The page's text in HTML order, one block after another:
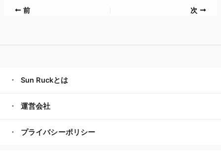
前 次
Sun Ruckとは
運営会社
プライバシーポリシー